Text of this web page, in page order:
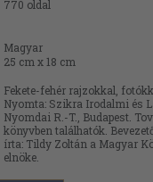
770 oldal
Magyar
25 cm x 18 cm
Fekete-fehér rajzokkal,
Nyomta: Szikra Irodalmi és
Nyomdai R.-T., Budapest.
könyvben találhatók.
írta: Tildy Zoltán a Magyar
elnöke.